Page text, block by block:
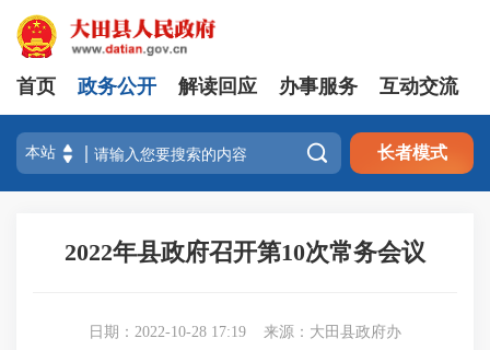
首页 政务公开 解读回应 办事服务 互动交流
 长者模式
2022年县政府召开第10次常务会议
日期：2022-10-28 17:19 来源：大田县政府办